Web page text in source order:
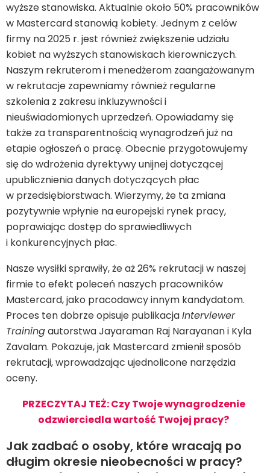
wyższe stanowiska. Aktualnie około 50% pracowników
w Mastercard stanowią kobiety. Jednym z celów
firmy na 2025 r. jest również zwiększenie udziału
kobiet na wyższych stanowiskach kierowniczych.
Naszym rekruterom i menedżerom zaangażowanym
w rekrutacje zapewniamy również regularne
szkolenia z zakresu inkluzywności i
nieuświadomionych uprzedzeń. Opowiadamy się
także za transparentnością wynagrodzeń już na
etapie ogłoszeń o pracę. Obecnie przygotowujemy
się do wdrożenia dyrektywy unijnej dotyczącej
upublicznienia danych dotyczących płac
w przedsiębiorstwach. Wierzymy, że ta zmiana
pozytywnie wpłynie na europejski rynek pracy,
poprawiając dostęp do sprawiedliwych
i konkurencyjnych płac.
Nasze wysiłki sprawiły, że aż 26% rekrutacji w naszej
firmie to efekt poleceń naszych pracowników
Mastercard, jako pracodawcy innym kandydatom.
Proces ten dobrze opisuje publikacjaInterviewer
Trainingautorstwa Jayaraman Raj Narayanan i Kyla
Zavalam. Pokazuje, jak Mastercard zmienił sposób
rekrutacji, wprowadzając ujednolicone narzędzia
oceny.
PRZECZYTAJ TEŻ: Czy Twoje wynagrodzenie
odzwierciedla wartość Twojej pracy?
Jak zadbać o osoby, które wracają po
długim okresie nieobecności w pracy?